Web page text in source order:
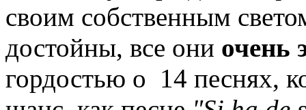
своим собственным
достойны, все они очень
гордостью о 14 песнях,